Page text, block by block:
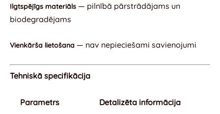
Ilgtspējīgs materiāls — pilnībā pārstrādājams un
biodegradējams
Vienkārša lietošana — nav nepieciešami savienojumi
Tehniskā specifikācija
Parametrs
Detalizēta informācija